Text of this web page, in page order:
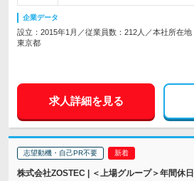
企業データ
設立：2015年1月／従業員数：212人／本社所在地
東京都
求人詳細を見る
志望動機・自己PR不要
株式会社ZOSTEC | ＜上場グループ＞年間休